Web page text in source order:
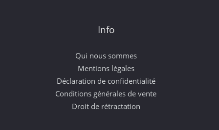
Info
Qui nous sommes
Mentions légales
Déclaration de confidentialité
Conditions générales de vente
Droit de rétractation